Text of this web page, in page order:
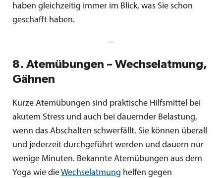
haben gleichzeitig immer im Blick, was Sie schon
geschafft haben.
8. Atemübungen – Wechselatmung,
Gähnen
Kurze Atemübungen sind praktische Hilfsmittel bei
akutem Stress und auch bei dauernder Belastung,
wenn das Abschalten schwerfällt. Sie können überall
und jederzeit durchgeführt werden und dauern nur
wenige Minuten. Bekannte Atemübungen aus dem
Yoga wie dieWechselatmung helfen gegen